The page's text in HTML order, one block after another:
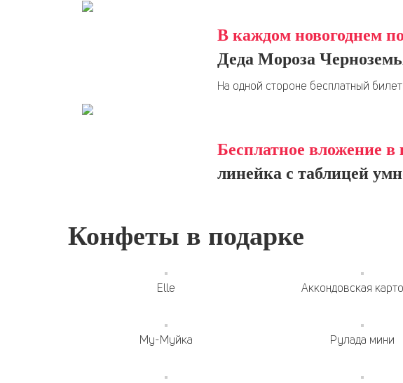
В каждом новогоднем
Деда Мороза
На одной стороне бесплатный
Бесплатное вложение
линейка с таблицей
Конфеты в подарке
Elle Аккондовская
Му-Муйка Рулада мини